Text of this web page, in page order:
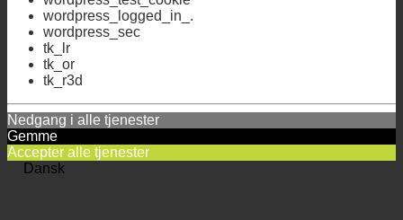
wordpress_test_cookie
wordpress_logged_in_.
wordpress_sec
tk_lr
tk_or
tk_r3d
Nedgang i alle tjenester
Gemme
Accepter alle tjenester